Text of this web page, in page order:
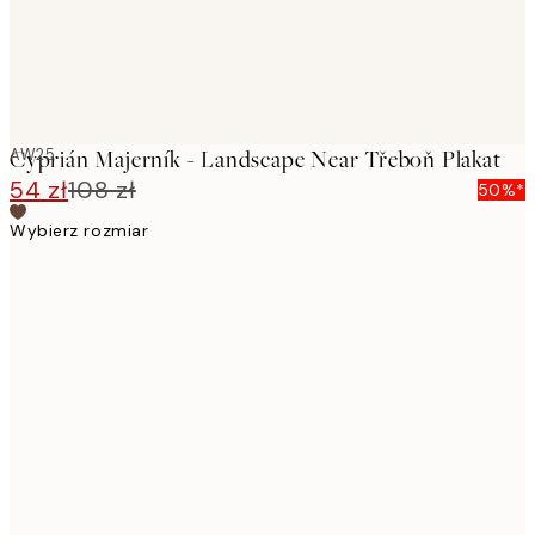
AW25
Cyprián Majerník - Landscape Near Třeboň Plakat
54 zł108 zł
50%*
Wybierz rozmiar